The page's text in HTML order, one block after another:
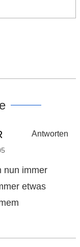
nun immer
etwas
Antworten